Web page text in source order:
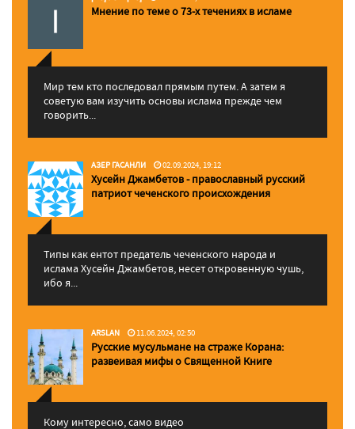
Мнение по теме о 73-х течениях в исламе
Мир тем кто последовал прямым путем. А затем я
советую вам изучить основы ислама прежде чем
говорить...
АЗЕР ГАСАНЛИ 02.09.2024, 19:12
Хусейн Джамбетов - православный русский
патриот чеченского происхождения
Типы как ентот предатель чеченского народа и
ислама Хусейн Джамбетов, несет откровенную чушь,
ибо я...
ARSLAN 11.06.2024, 02:50
Русские мусульмане на страже Корана:
pазвеивая мифы о Священной Книге
Кому интересно, само видео